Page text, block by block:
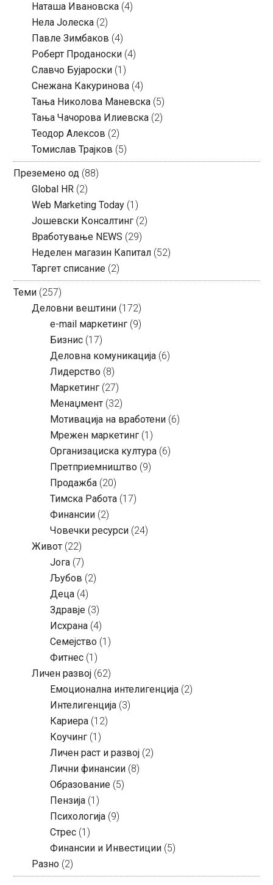
Наташа Ивановска (4)
Нела Јолеска (2)
Павле Зимбаков (4)
Роберт Проданоски (4)
Славчо Бујароски (1)
Снежана Какуринова (4)
Тања Николова Маневска (5)
Тања Чачорова Илиевска (2)
Теодор Алексов (2)
Томислав Трајков (5)
Преземено од (88)
Global HR (2)
Web Marketing Today (1)
Јошевски Консалтинг (2)
Вработување NEWS (29)
Неделен магазин Капитал (52)
Таргет списание (2)
Теми (257)
Деловни вештини (172)
e-mail маркетинг (9)
Бизнис (17)
Деловна комуникација (6)
Лидерство (8)
Маркетинг (27)
Менаџмент (32)
Мотивација на вработени (6)
Мрежен маркетинг (1)
Организациска култура (6)
Претприемништво (9)
Продажба (20)
Тимска Работа (17)
Финансии (2)
Човечки ресурси (24)
Живот (22)
Јога (7)
Љубов (2)
Деца (4)
Здравје (3)
Исхрана (4)
Семејство (1)
Фитнес (1)
Личен развој (62)
Емоционална интелигенција (2)
Интелигенција (3)
Кариера (12)
Коучинг (1)
Личен раст и развој (2)
Лични финансии (8)
Образование (5)
Пензија (1)
Психологија (9)
Стрес (1)
Финансии и Инвестиции (5)
Разно (2)